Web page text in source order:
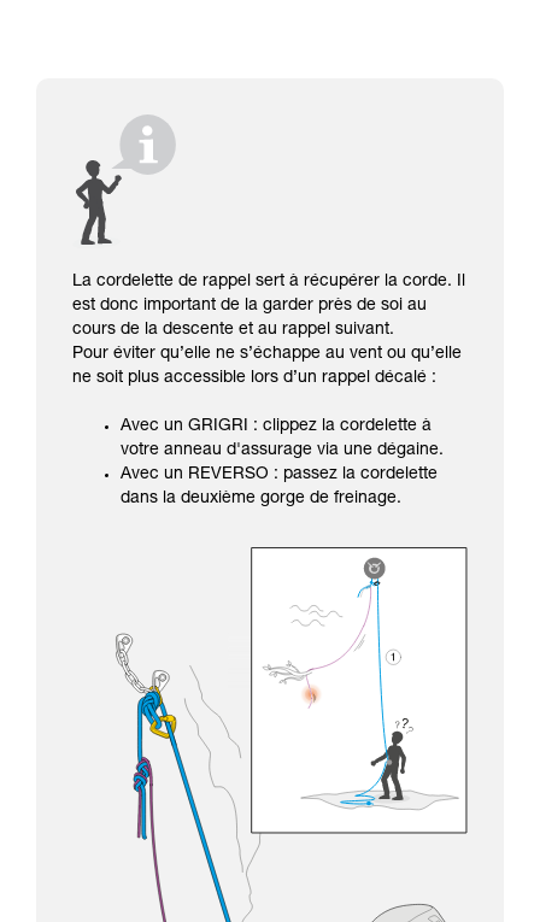
La cordelette de rappel sert à récupérer la corde. Il
est donc important de la garder près de soi au
cours de la descente et au rappel suivant.
Pour éviter qu’elle ne s’échappe au vent ou qu’elle
ne soit plus accessible lors d’un rappel décalé :
Avec un GRIGRI : clippez la cordelette à
votre anneau d'assurage via une dégaine.
Avec un REVERSO : passez la cordelette
dans la deuxième gorge de freinage.